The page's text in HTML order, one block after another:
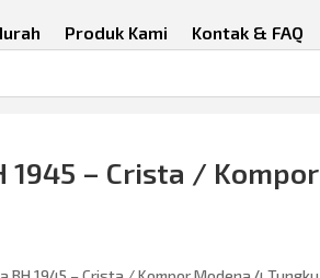
Produk Kami Kontak & FAQ
1945 – Crista / Kompor